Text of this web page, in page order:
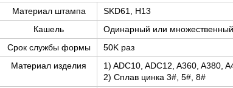
Материал штампа
SKD61, H13
Кашель
Одинарный или множественный
Срок службы формы
50K раз
Материал изделия
1) ADC10, ADC12, A360, A380,
2) Сплав цинка 3#, 5#, 8#